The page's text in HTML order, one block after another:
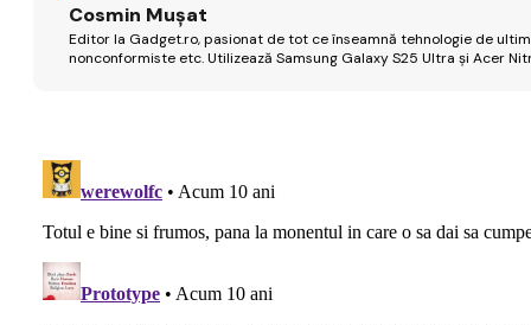
Cosmin Mușat
Editor la Gadget.ro, pasionat de tot ce înseamnă tehnologie de
nonconformiste etc. Utilizează Samsung Galaxy S25 Ultra și Acer